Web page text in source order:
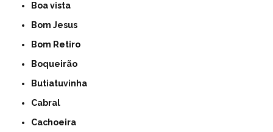
Boa vista
Bom Jesus
Bom Retiro
Boqueirão
Butiatuvinha
Cabral
Cachoeira